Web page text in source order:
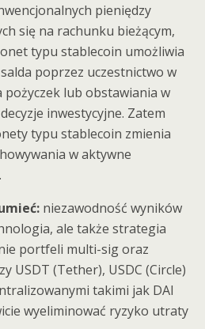
pieniędzy
się na rachunku bieżącym,
typu stablecoin umożliwia
poprzez uczestnictwo w
pożyczek lub obstawiania w
inwestycyjne. Zatem
typu stablecoin zmienia
w aktywne
niezawodność wyników
ale także strategia
portfeli multi-sig oraz
USDT (Tether), USDC (Circle)
takimi jak DAI
wyeliminować ryzyko utraty